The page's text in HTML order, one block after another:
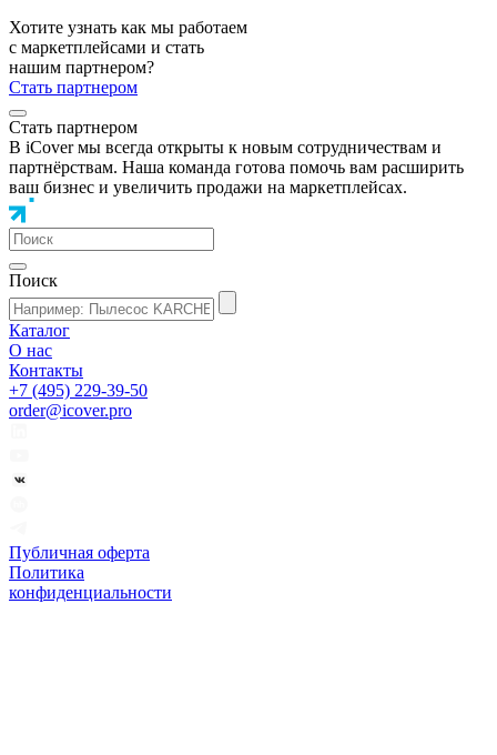
Хотите узнать как мы работаем
с маркетплейсами и стать
нашим партнером?
Стать партнером
Стать партнером
В iCover мы всегда открыты к новым сотрудничествам и
партнёрствам. Наша команда готова помочь вам расширить
ваш бизнес и увеличить продажи на маркетплейсах.
Поиск
Каталог
О нас
Контакты
+7 (495) 229-39-50
order@icover.pro
Публичная оферта
Политика
конфиденциальности